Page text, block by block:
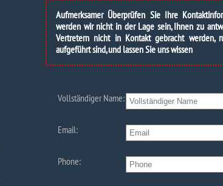
Aufmerksamer Überprüfen Sie Ihre
werden wir nicht in der Lage sein, Ihnen zu
Vertretern nicht in Kontakt gebracht
aufgeführt sind, und lassen Sie uns wissen
Vollständiger Name:
Email:
Phone: